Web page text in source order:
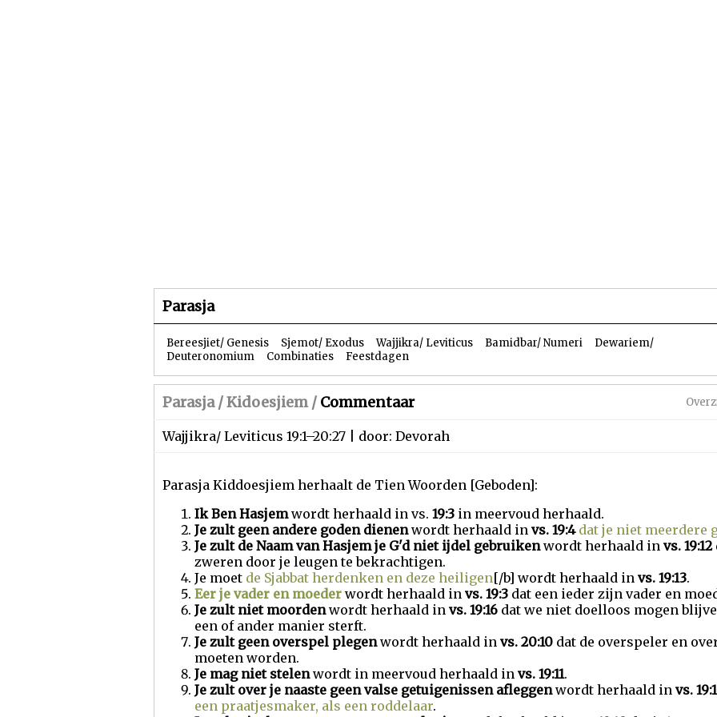
Parasja
Bereesjiet/ Genesis Sjemot/ Exodus Wajjikra/ Leviticus Bamidbar/ Numeri
Dewariem/
Deuteronomium
Combinaties Feestdagen
Parasja /Kidoesjiem / Commentaar
Wajjikra/ Leviticus 19:1–20:27 | door: Devorah
Parasja Kiddoesjiem herhaalt de Tien Woorden [Geboden]:
Ik Ben Hasjemwordt herhaald in vs. 19:3 in meervoud herhaald.
Je zult geen andere goden dienenwordt herhaald in vs. 19:4 dat je niet meerdere
Je zult de Naam van Hasjem je G'd niet ijdel gebruikenwordt herhaald in vs. 19:12
zweren door je leugen te bekrachtigen.
Je moet de Sjabbat herdenken en deze heiligen[/b] wordt herhaald in vs. 19:13.
Eer je vader en moeder wordt herhaald in vs. 19:3 dat een ieder zijn vader en
Je zult niet moordenwordt herhaald in vs. 19:16 dat we niet doelloos mogen
een of ander manier sterft.
Je zult geen overspel plegenwordt herhaald in vs. 20:10 dat de overspeler en
moeten worden.
Je mag niet stelenwordt in meervoud herhaald in vs. 19:11.
Je zult over je naaste geen valse getuigenissen afleggenwordt herhaald in vs.
een praatjesmaker, als een roddelaar.